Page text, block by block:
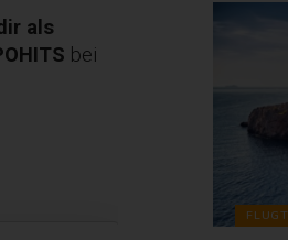
als
bei